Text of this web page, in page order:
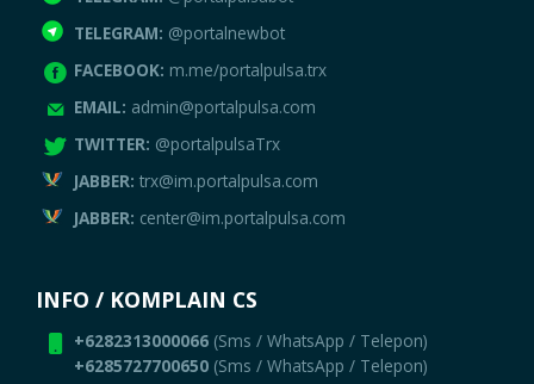
TELEGRAM: @portalnewbot
FACEBOOK: m.me/portalpulsa.trx
EMAIL: admin@portalpulsa.com
TWITTER: @portalpulsaTrx
JABBER:trx@im.portalpulsa.com
JABBER: center@im.portalpulsa.com
INFO / KOMPLAIN CS
+6282313000066 (Sms / WhatsApp / Telepon)
+6285727700650 (Sms / WhatsApp / Telepon)